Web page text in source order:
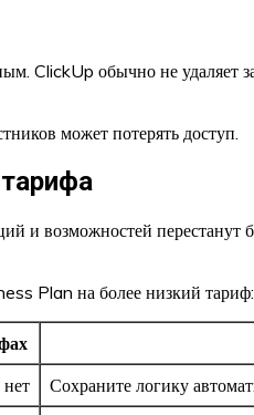
ClickUp обычно не
может потерять доступ.
и возможностей
Plan на более низкий тариф:
Сохраните логику